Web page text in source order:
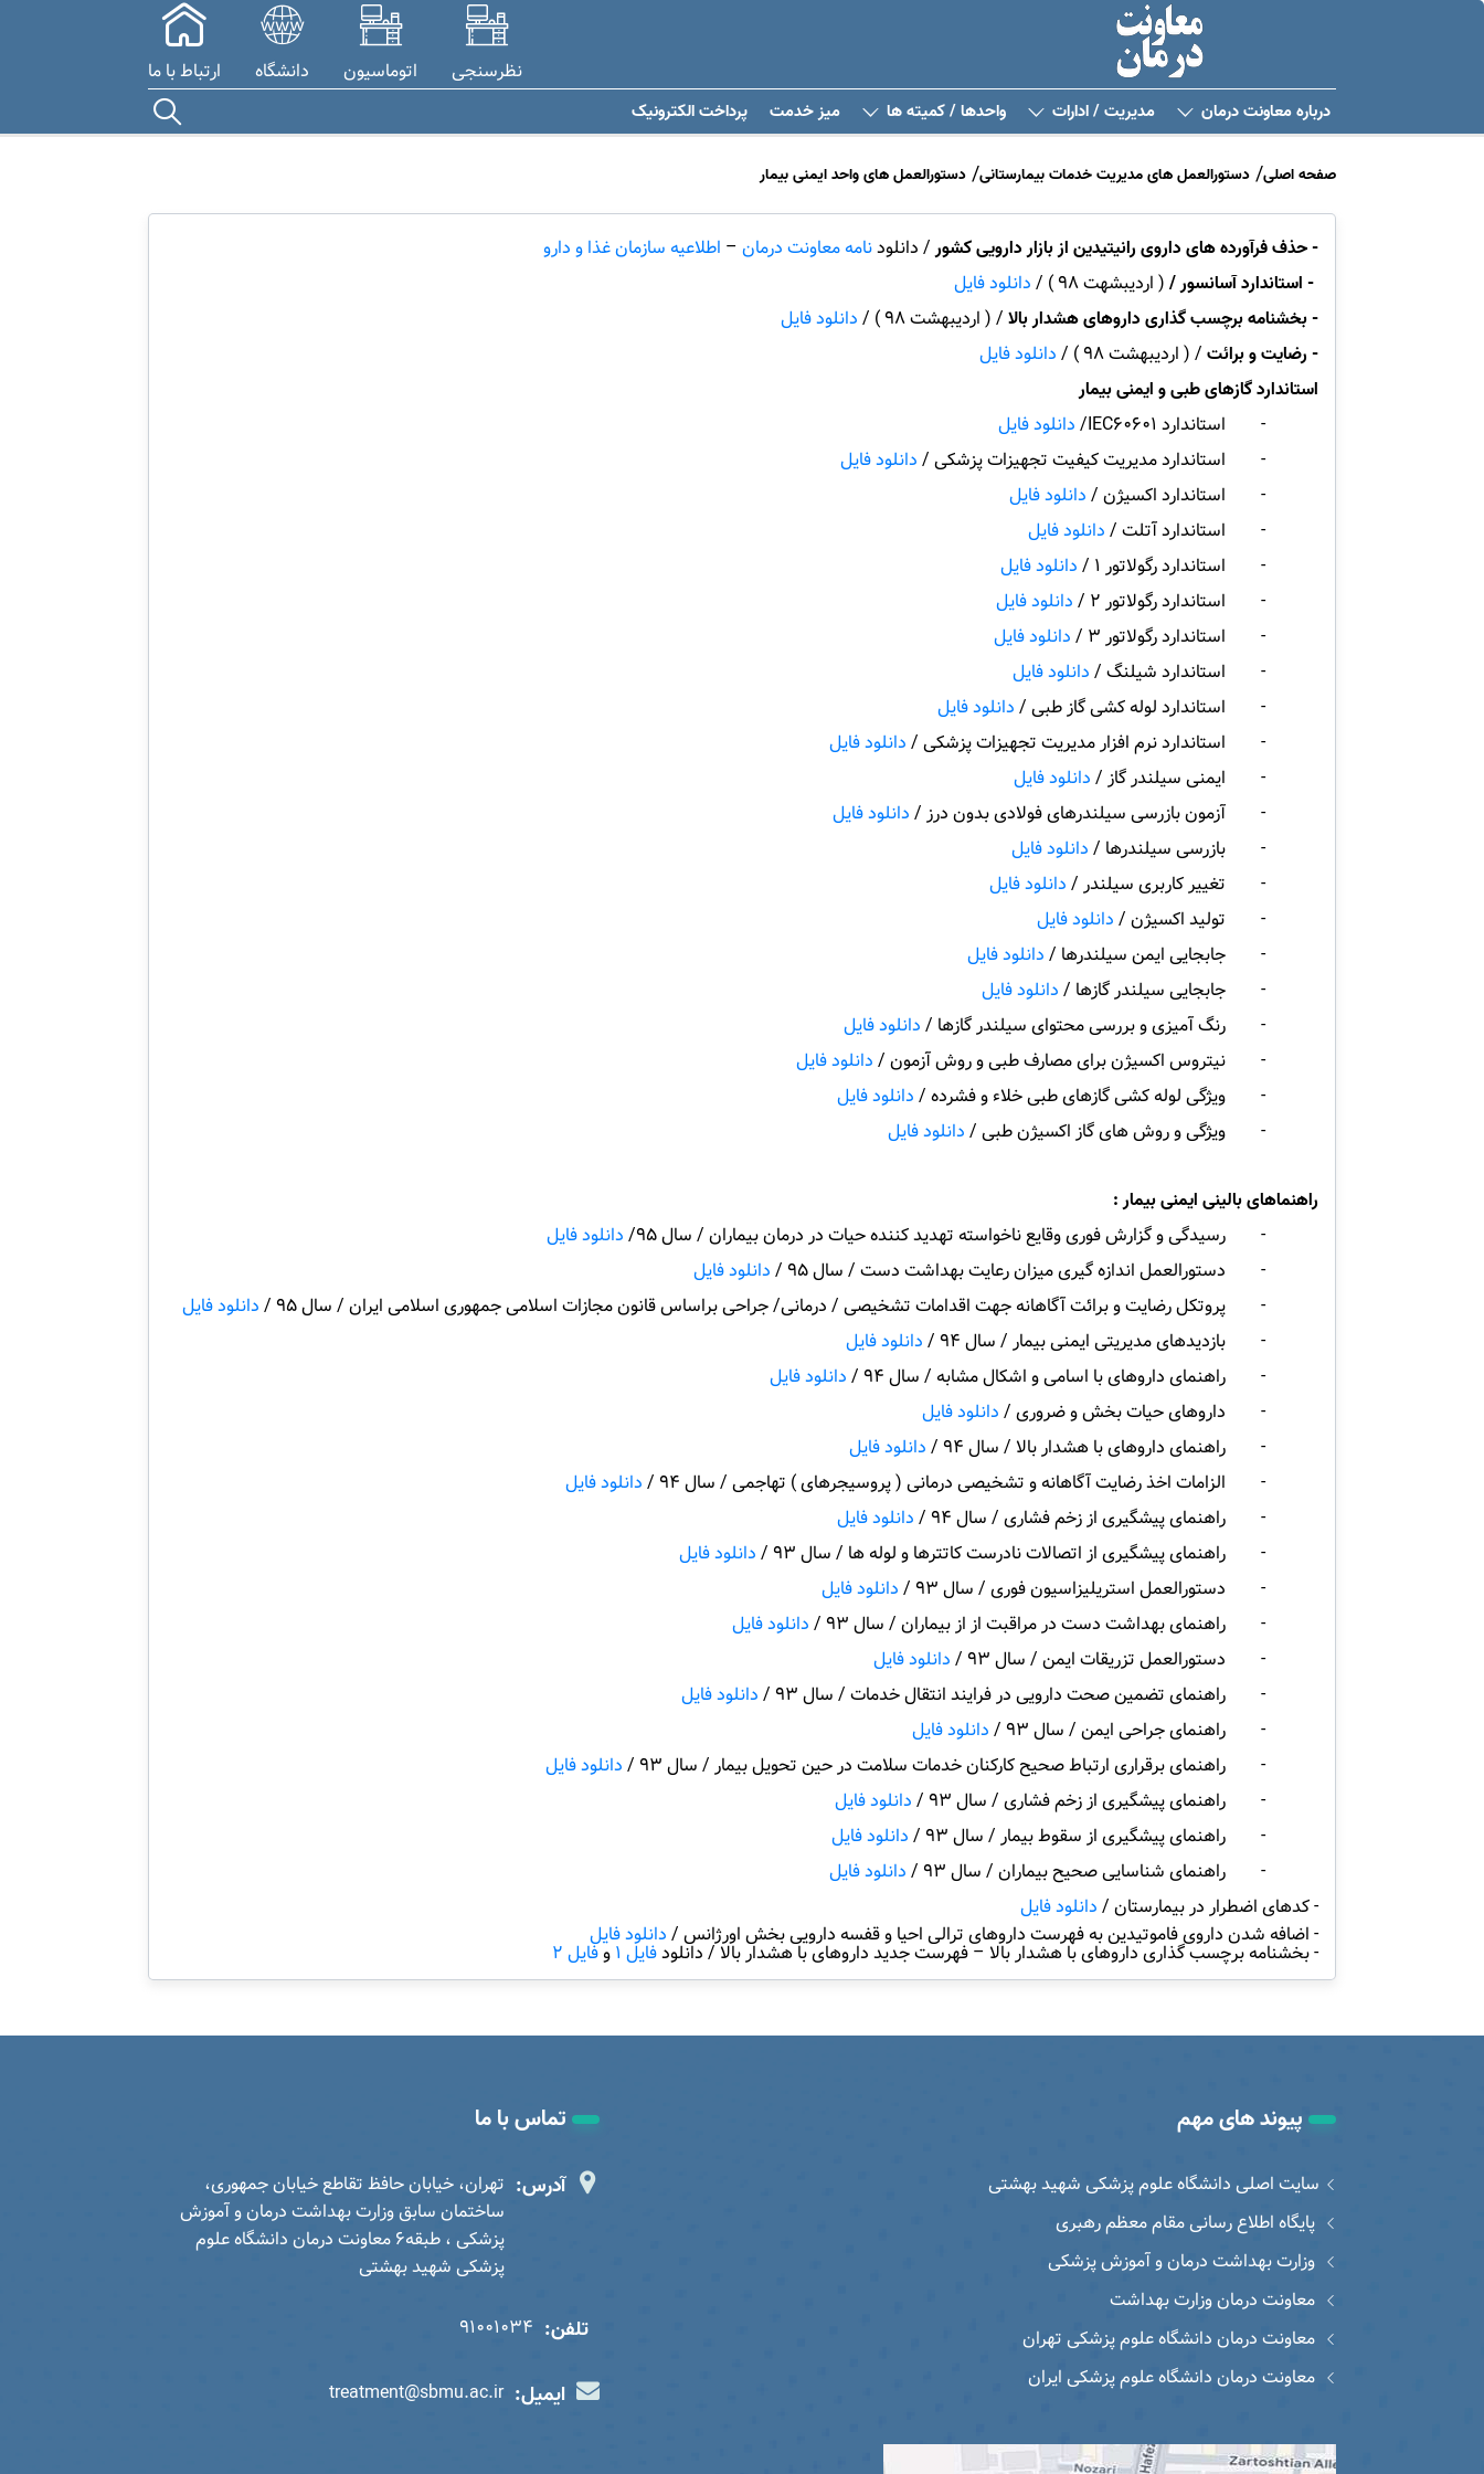
نظرسنجی اتوماسیون دانشگاه ارتباط با ما
درباره معاونت درمان مدیریت / ادارات واحدها / کمیته ها میز خدمت پرداخت الکترونیک
صفحه اصلی دستورالعمل های مدیریت خدمات بیمارستانی دستورالعمل های واحد ایمنی بیمار
-حذف فرآورده های داروی رانیتیدین از بازار دارویی کشور/ دانلودنامه معاونت درمان – اطلاعیه سازمان غذا و دارو
- استاندارد آسانسور / ( اردیبشهت 98 ) / دانلود فایل
- بخشنامه برچسب گذاری داروهای هشدار بالا / ( اردیبهشت 98 ) / دانلود فایل
- رضایت و برائت / ( اردیبهشت 98 ) / دانلود فایل
استاندارد گازهای طبی و ایمنی بیمار
- استاندارد IEC60601/
دانلود فایل
- استاندارد مدیریت کیفیت تجهیزات پزشکی / دانلود فایل
- استاندارد اکسیژن / دانلود فایل
- استاندارد آتلت / دانلود فایل
- استاندارد رگولاتور 1 /
دانلود فایل
- استاندارد رگولاتور 2 /
دانلود فایل
- استاندارد رگولاتور 3 /
دانلود فایل
- استاندارد شیلنگ / دانلود فایل
- استاندارد لوله کشی گاز طبی / دانلود فایل
- استاندارد نرم افزار مدیریت تجهیزات پزشکی / دانلود فایل
- ایمنی سیلندر گاز / دانلود فایل
- آزمون بازرسی سیلندرهای فولادی بدون درز / دانلود فایل
- بازرسی سیلندرها / دانلود فایل
- تغییر کاربری سیلندر / دانلود فایل
- تولید اکسیژن / دانلود فایل
- جابجایی ایمن سیلندرها / دانلود فایل
- جابجایی سیلندر گازها / دانلود فایل
- رنگ آمیزی و بررسی محتوای سیلندر گازها / دانلود فایل
- نیتروس اکسیژن برای مصارف طبی و روش آزمون / دانلود فایل
- ویژگی لوله کشی گازهای طبی خلاء و فشرده / دانلود فایل
- ویژگی و روش های گاز اکسیژن طبی / دانلود فایل
راهنماهای بالینی ایمنی بیمار :
- رسیدگی و گزارش فوری وقایع ناخواسته تهدید کننده حیات در درمان بیماران / سال 95/
دانلود فایل
- دستورالعمل اندازه گیری میزان رعایت بهداشت دست / سال 95 /
دانلود فایل
- پروتکل رضایت و برائت آگاهانه جهت اقدامات تشخیصی / درمانی/ جراحی براساس قانون مجازات اسلامی جمهوری اسلامی ایران / سال 95 /
دانلود فایل
- بازدیدهای مدیریتی ایمنی بیمار / سال 94 /
دانلود فایل
- راهنمای داروهای با اسامی و اشکال مشابه / سال 94 /
دانلود فایل
- داروهای حیات بخش و ضروری / دانلود فایل
- راهنمای داروهای با هشدار بالا / سال 94 /
دانلود فایل
- الزامات اخذ رضایت آگاهانه و تشخیصی درمانی ( پروسیجرهای ) تهاجمی / سال 94 /
دانلود فایل
- راهنمای پیشگیری از زخم فشاری / سال 94 /
دانلود فایل
- راهنمای پیشگیری از اتصالات نادرست کاتترها و لوله ها / سال 93 /
دانلود فایل
- دستورالعمل استریلیزاسیون فوری / سال 93 /
دانلود فایل
- راهنمای بهداشت دست در مراقبت از از بیماران / سال 93 /
دانلود فایل
- دستورالعمل تزریقات ایمن / سال 93 /
دانلود فایل
- راهنمای تضمین صحت دارویی در فرایند انتقال خدمات / سال 93 /
دانلود فایل
- راهنمای جراحی ایمن / سال 93 /
دانلود فایل
- راهنمای برقراری ارتباط صحیح کارکنان خدمات سلامت در حین تحویل بیمار / سال 93 /
دانلود فایل
- راهنمای پیشگیری از زخم فشاری / سال 93 /
دانلود فایل
- راهنمای پیشگیری از سقوط بیمار / سال 93 /
دانلود فایل
- راهنمای شناسایی صحیح بیماران / سال 93 /
دانلود فایل
- کدهای اضطرار در بیمارستان / دانلود فایل
- اضافه شدن داروی فاموتیدین به فهرست داروهای ترالی احیا و قفسه دارویی بخش اورژانس / دانلود فایل
- بخشنامه برچسب گذاری داروهای با هشدار بالا – فهرست جدید داروهای با هشدار بالا / دانلودفایل 1 وفایل 2
پیوند های مهم
سایت اصلی دانشگاه علوم پزشکی شهید بهشتی
پایگاه اطلاع رسانی مقام معظم رهبری
وزارت بهداشت درمان و آموزش پزشکی
معاونت درمان وزارت بهداشت
معاونت درمان دانشگاه علوم پزشکی تهران
معاونت درمان دانشگاه علوم پزشکی ایران
تماس با ما
آدرس: تهران، خیابان حافظ تقاطع خیابان جمهوری،
ساختمان سابق وزارت بهداشت درمان و آموزش
پزشکی ، طبقه6 معاونت درمان دانشگاه علوم
پزشکی شهید بهشتی
تلفن: 91001034
ایمیل: treatment@sbmu.ac.ir